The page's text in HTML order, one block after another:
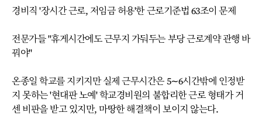
경비직 '장시간 근로, 저임금 허용'한 근로기준법 63조이 문제
전문가들 "휴게시간에도 근무지 가둬두는 부당 근로계약 관행 바
꿔야"
온종일 학교를 지키지만 실제 근무시간은 5∼6시간밖에 인정받
지 못하는 '현대판 노예' 학교경비원의 불합리한 근로 형태가 거
센 비판을 받고 있지만, 마땅한 해결책이 보이지 않는다.